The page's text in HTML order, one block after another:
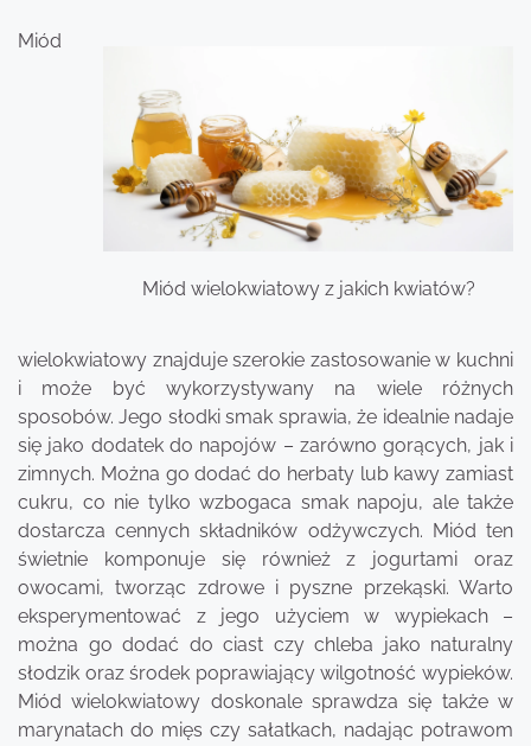
Miód wielokwiatowy z jakich kwiatów?
Miód
wielokwiatowy znajduje szerokie zastosowanie w kuchni
i może być wykorzystywany na wiele różnych
sposobów. Jego słodki smak sprawia, że idealnie nadaje
się jako dodatek do napojów – zarówno gorących, jak i
zimnych. Można go dodać do herbaty lub kawy zamiast
cukru, co nie tylko wzbogaca smak napoju, ale także
dostarcza cennych składników odżywczych. Miód ten
świetnie komponuje się również z jogurtami oraz
owocami, tworząc zdrowe i pyszne przekąski. Warto
eksperymentować z jego użyciem w wypiekach –
można go dodać do ciast czy chleba jako naturalny
słodzik oraz środek poprawiający wilgotność wypieków.
Miód wielokwiatowy doskonale sprawdza się także w
marynatach do mięs czy sałatkach, nadając potrawom